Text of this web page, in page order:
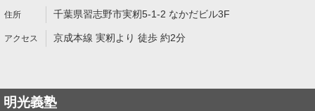
千葉県習志野市実籾5-1-2 なかだビル3F
京成本線 実籾より 徒歩 約2分
明光義塾